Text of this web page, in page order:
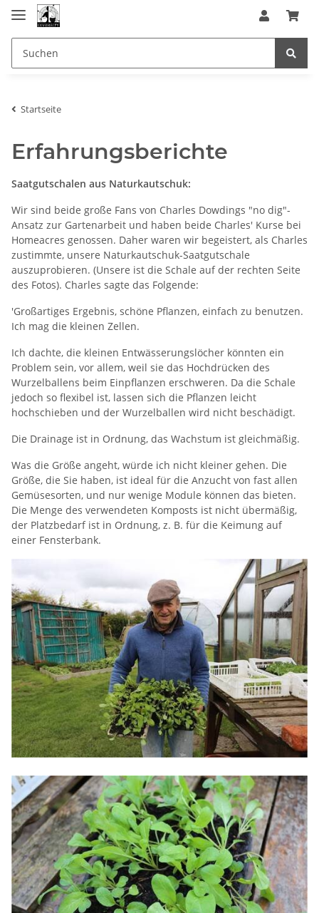
Startseite
Erfahrungsberichte
Saatgutschalen aus Naturkautschuk:
Wir sind beide große Fans von Charles Dowdings "no dig"-
Ansatz zur Gartenarbeit und haben beide Charles' Kurse bei
Homeacres genossen. Daher waren wir begeistert, als Charles
zustimmte, unsere Naturkautschuk-Saatgutschale
auszuprobieren. (Unsere ist die Schale auf der rechten Seite
des Fotos). Charles sagte das Folgende:
'Großartiges Ergebnis, schöne Pflanzen, einfach zu benutzen.
Ich mag die kleinen Zellen.
Ich dachte, die kleinen Entwässerungslöcher könnten ein
Problem sein, vor allem, weil sie das Hochdrücken des
Wurzelballens beim Einpflanzen erschweren. Da die Schale
jedoch so flexibel ist, lassen sich die Pflanzen leicht
hochschieben und der Wurzelballen wird nicht beschädigt.
Die Drainage ist in Ordnung, das Wachstum ist gleichmäßig.
Was die Größe angeht, würde ich nicht kleiner gehen. Die
Größe, die Sie haben, ist ideal für die Anzucht von fast allen
Gemüsesorten, und nur wenige Module können das bieten.
Die Menge des verwendeten Komposts ist nicht übermäßig,
der Platzbedarf ist in Ordnung, z. B. für die Keimung auf
einer Fensterbank.